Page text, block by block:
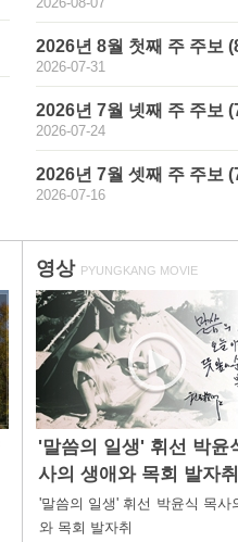
2026년 8월 첫째 주 주보
2026-07-31
2026년 7월 넷째 주 주보
2026-07-24
2026년 7월 셋째 주 주보
2026-07-16
영상 PYUNGKANG MOVIE
'말씀의 일생' 휘선 박윤
사의 생애와 목회 발자취
'말씀의 일생' 휘선 박윤식 목사
와 목회 발자취